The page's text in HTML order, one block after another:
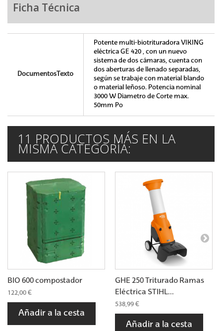
Ficha Técnica
DocumentosTexto
Potente multi-biotrituradora VIKING
eléctrica GE 420 , con un nuevo
sistema de dos cámaras, cuenta con
dos aberturas de llenado separadas,
según se trabaje con material blando
o material leñoso. Potencia nominal
3000 W Diametro de Corte max.
50mm Po
11 PRODUCTOS MÁS EN LA
MISMA CATEGORÍA:
BIO 600 compostador
122,00 €
Añadir a la cesta
GHE 250 Triturado Ramas
Eléctrica STIHL...
538,99 €
Añadir a la cesta